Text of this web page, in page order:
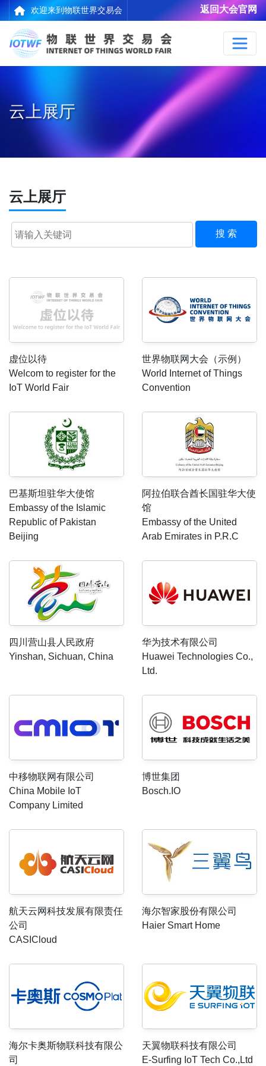
欢迎来到物联世界交易会 返回大会官网
云上展厅
云上展厅
搜 索
虚位以待
Welcom to register for the
IoT World Fair
世界物联网大会（示例）
World Internet of Things
Convention
巴基斯坦驻华大使馆
Embassy of the Islamic
Republic of Pakistan
Beijing
阿拉伯联合酋长国驻华大使
馆
Embassy of the United
Arab Emirates in P.R.C
四川营山县人民政府
Yinshan, Sichuan, China
华为技术有限公司
Huawei Technologies Co.,
Ltd.
中移物联网有限公司
China Mobile IoT
Company Limited
博世集团
Bosch.IO
航天云网科技发展有限责任
公司
CASICloud
海尔智家股份有限公司
Haier Smart Home
海尔卡奥斯物联科技有限公
司
天翼物联科技有限公司
E-Surfing IoT Tech Co.,Ltd